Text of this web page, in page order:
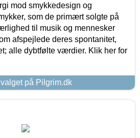
mod smykkedesign og
som de primært solgte på
til musik og mennesker
afspejlede deres spontanitet,
alle dybtfølte værdier. Klik her for
på Pilgrim.dk